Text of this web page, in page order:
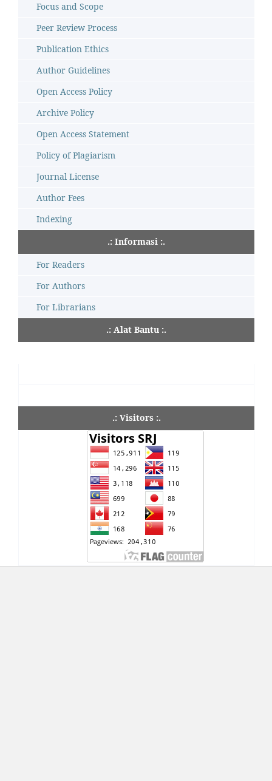
Focus and Scope
Peer Review Process
Publication Ethics
Author Guidelines
Open Access Policy
Archive Policy
Open Access Statement
Policy of Plagiarism
Journal License
Author Fees
Indexing
.: Informasi :.
For Readers
For Authors
For Librarians
.: Alat Bantu :.
.: Visitors :.